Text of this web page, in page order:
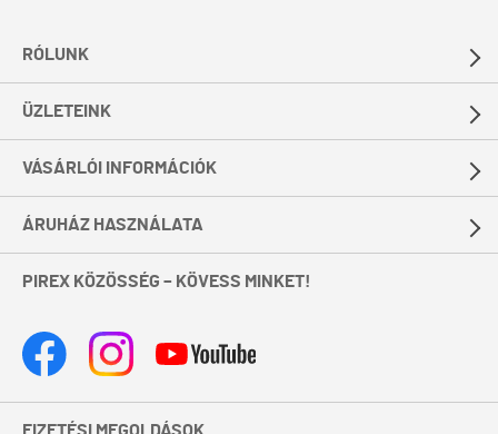
RÓLUNK
ÜZLETEINK
VÁSÁRLÓI INFORMÁCIÓK
ÁRUHÁZ HASZNÁLATA
PIREX KÖZÖSSÉG – KÖVESS MINKET!